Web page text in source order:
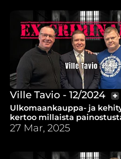
Ville Tavio - 12/2024
Ulkomaankauppa- ja
kertoo millaista
torpatessaan UNRWA:lta
27 Mar, 2025